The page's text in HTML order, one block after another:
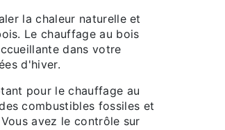
la chaleur naturelle et
Le chauffage au bois
dans votre
d'hiver.
pour le chauffage au
combustibles fossiles et
avez le contrôle sur